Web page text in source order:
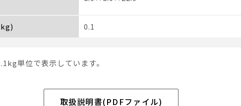
0.1
単位で表示しています。
取扱説明書(PDFファイル)